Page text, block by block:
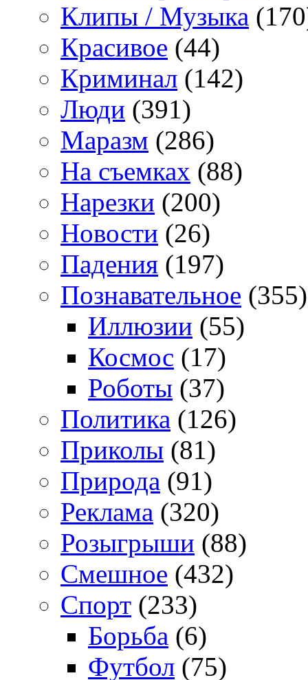
Клипы / Музыка
Красивое (44)
Криминал (142)
Люди (391)
Маразм (286)
На съемках (88)
Нарезки (200)
Новости (26)
Падения (197)
Познавательное (355)
Иллюзии (55)
Космос (17)
Роботы (37)
Политика (126)
Приколы (81)
Природа (91)
Реклама (320)
Розыгрыши (88)
Смешное (432)
Спорт (233)
Борьба (6)
Футбол (75)